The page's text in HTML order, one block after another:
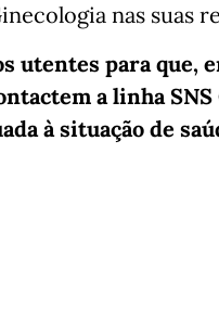
nas suas
utentes para que,
a linha
à situação de